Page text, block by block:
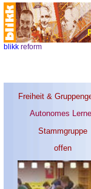
blikk reform
Freiheit &
Autonomes
Stammgruppe
offen